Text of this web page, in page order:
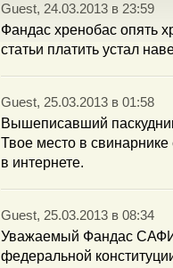
Guest, 24.03.2013 в 23:59
Фандас хренобас опять
статьи платить устал
Guest, 25.03.2013 в 01:58
Вышеписавший
Твое место в
в интернете.
Guest, 25.03.2013 в 08:34
Уважаемый Фандас
федеральной